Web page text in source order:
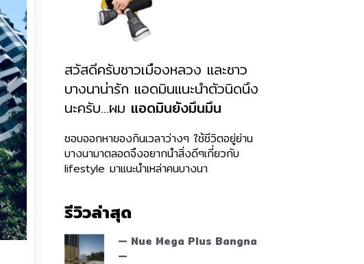
สวัสดีครับชาวเมืองหลวง และชาว
บางนาน่ารัก แอดมินแนะนำตัวนิดนึง
นะครับ...ผม แอดมินยังมึนมึน
ชอบออกหาของกินเวลาว่างๆ ใช้ชีวิตอยู่ย่าน
บางนามาตลอดจึงอยากนำสิ่งดีๆเกี่ยวกับ
lifestyle มาแนะนำเหล่าคนบางนา
รีวิวล่าสุด
— Nue Mega Plus Bangna
—